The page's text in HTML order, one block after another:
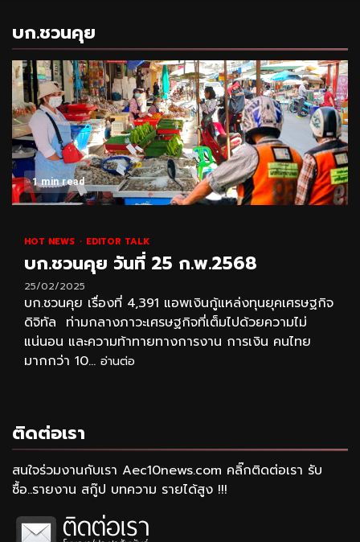
บก.ชวนคุย
1 min read
HOT NEWS EDITOR TALK
บก.ชวนคุย วันที่ 25 ก.พ.2568
25/02/2025
บก.ชวนคุย เรื่องที่ 4,391 แอพเงินกู้แหล่งทุนยุคเศรษฐกิจ
ดิจิทัล ท่ามกลางภาวะเศรษฐกิจที่เต็มไปด้วยความไม่
แน่นอน และความท้าทายทางการงาน การเงิน คนไทย
มากกว่า 10... อ่านต่อ
ติดต่อเรา
สนใจร่วมงานกับเรา Aec10news.com คลิ๊กติดต่อเรา รับ
ซื้อ..รายงาน สกู๊ป บทความ รายได้สูง !!!